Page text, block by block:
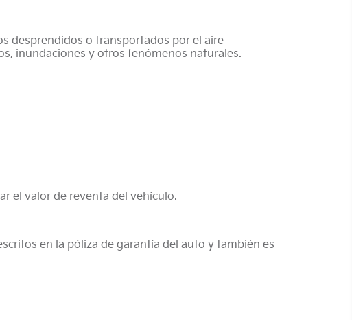
desprendidos o transportados por el aire
inundaciones y otros fenómenos naturales.
el valor de reventa del vehículo.
en la póliza de garantía del auto y también es